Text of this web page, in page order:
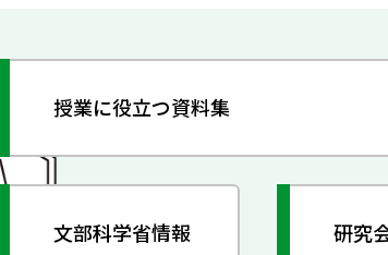
授業に役立つ資料集
文部科学省情報 研究